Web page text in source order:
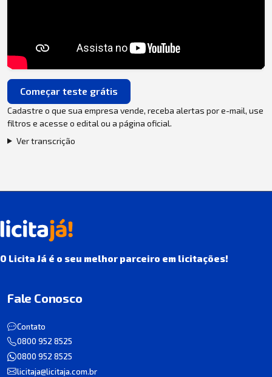
Começar teste grátis
Cadastre o que sua empresa vende, receba alertas por e-mail, use
filtros e acesse o edital ou a página oficial.
Ver transcrição
O Licita Já é o seu melhor parceiro em licitações!
Fale Conosco
Contato
0800 952 8525
0800 952 8525
licitaja@licitaja.com.br